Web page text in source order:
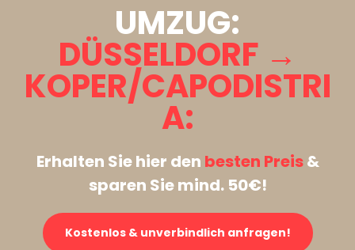
UMZUG:
DÜSSELDORF →
KOPER/CAPODISTRI
A:
Erhalten Sie hier den besten Preis&
sparen Sie mind. 50€!
Kostenlos & unverbindlich anfragen!